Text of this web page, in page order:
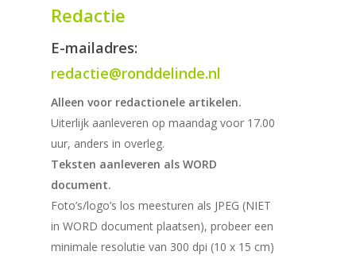
Redactie
E-mailadres:
redactie@ronddelinde.nl
Alleen voor redactionele artikelen.
Uiterlijk aanleveren op maandag voor 17.00
uur, anders in overleg.
Teksten aanleveren als WORD
document.
Foto’s/logo’s los meesturen als JPEG (NIET
in WORD document plaatsen), probeer een
minimale resolutie van 300 dpi (10 x 15 cm)